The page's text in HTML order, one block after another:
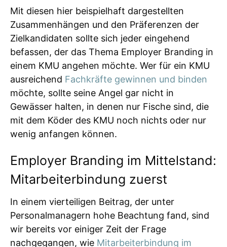
Mit diesen hier beispielhaft dargestellten
Zusammenhängen und den Präferenzen der
Zielkandidaten sollte sich jeder eingehend
befassen, der das Thema Employer Branding in
einem KMU angehen möchte. Wer für ein KMU
ausreichend Fachkräfte gewinnen und binden
möchte, sollte seine Angel gar nicht in
Gewässer halten, in denen nur Fische sind, die
mit dem Köder des KMU noch nichts oder nur
wenig anfangen können.
Employer Branding im Mittelstand:
Mitarbeiterbindung zuerst
In einem vierteiligen Beitrag, der unter
Personalmanagern hohe Beachtung fand, sind
wir bereits vor einiger Zeit der Frage
nachgegangen, wie Mitarbeiterbindung im